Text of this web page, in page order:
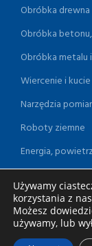
Obróbka drewna
Obróbka
Obróbka metalu
Wiercenie i kucie
Narzędzia
Roboty ziemne
Energia,
Ogród i dom
Czyszczenie
Używamy
korzystania z
Możesz
używamy, lub